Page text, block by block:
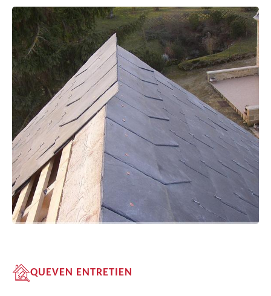
QUEVEN ENTRETIEN